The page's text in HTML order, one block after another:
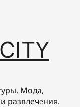
Мода,
развлечения.